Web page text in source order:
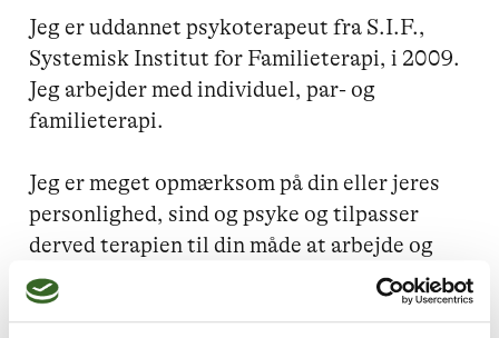
Jeg er uddannet psykoterapeut fra S.I.F.,
Systemisk Institut for Familieterapi, i 2009.
Jeg arbejder med individuel, par- og
familieterapi.
Jeg er meget opmærksom på din eller jeres
personlighed, sind og psyke og tilpasser
derved terapien til din måde at arbejde og
udvikle dig på.